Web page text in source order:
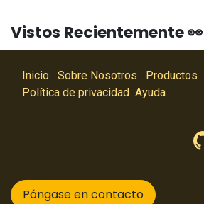
Vistos Recientemente 👀
Inicio Sobre Nosotros Productos
Política de privacidad Ayuda
Póngase en contacto